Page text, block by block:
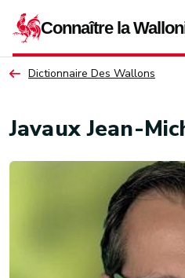
Dictionnaire Des Wallons
Javaux Jean-